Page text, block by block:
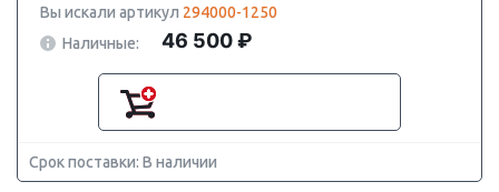
Вы искали артикул 294000-1250
Наличные:
46 500 ₽
Срок поставки: В наличии